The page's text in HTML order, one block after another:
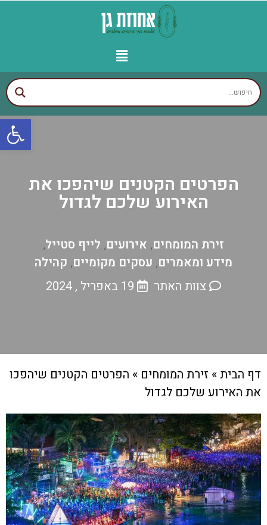
הפרטים הקטנים שיהפכו את
האירוע שלכם לגדול
זירת המומחים, אירועים, לייף סטייל,
מידע ומאמרים, עסקים מקומיים, קהילה
צוות האתר
19 באפריל , 2024
דף הבית» זירת המומחים » הפרטים הקטנים שיהפכו
את האירוע שלכם לגדול